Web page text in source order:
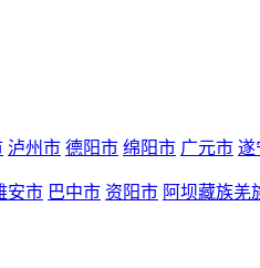
泸州市 德阳市 绵阳市 广元市 遂
安市 巴中市 资阳市 阿坝藏族羌